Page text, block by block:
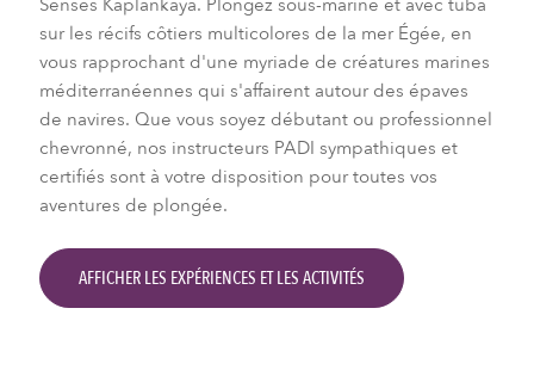
Senses Kaplankaya. Plongez sous-marine et avec tuba
sur les récifs côtiers multicolores de la mer Égée, en
vous rapprochant d'une myriade de créatures marines
méditerranéennes qui s'affairent autour des épaves
de navires. Que vous soyez débutant ou professionnel
chevronné, nos instructeurs PADI sympathiques et
certifiés sont à votre disposition pour toutes vos
aventures de plongée.
AFFICHER LES EXPÉRIENCES ET LES ACTIVITÉS